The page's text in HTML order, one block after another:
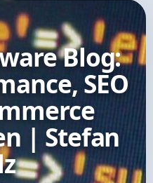
Blog:
SEO
| Stefan